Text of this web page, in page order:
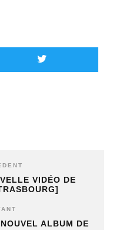
VIDÉO DE
ALBUM DE